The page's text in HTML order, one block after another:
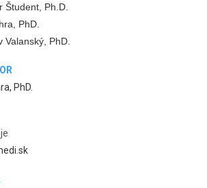
Študent, Ph.D.
PhD.
Valanský, PhD.
PhD.